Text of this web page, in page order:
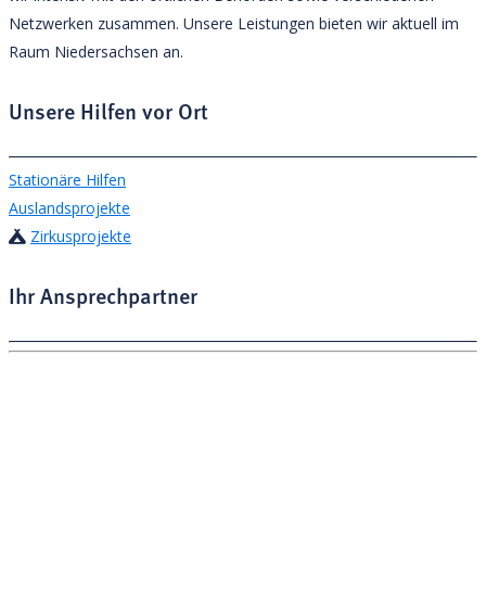
Netzwerken zusammen. Unsere Leistungen bieten wir aktuell im
Raum Niedersachsen an.
Unsere Hilfen vor Ort
Stationäre Hilfen
Auslandsprojekte
Zirkusprojekte
Ihr Ansprechpartner